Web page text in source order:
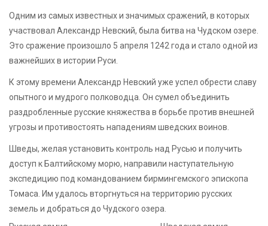
Одним из самых известных и значимых сражений, в которых
участвовал Александр Невский, была битва на Чудском озере.
Это сражение произошло 5 апреля 1242 года и стало одной из
важнейших в истории Руси.
К этому времени Александр Невский уже успел обрести славу
опытного и мудрого полководца. Он сумел объединить
раздробленные русские княжества в борьбе против внешней
угрозы и противостоять нападениям шведских воинов.
Шведы, желая установить контроль над Русью и получить
доступ к Балтийскому морю, направили наступательную
экспедицию под командованием бирмингемского эпископа
Томаса. Им удалось вторгнуться на территорию русских
земель и добраться до Чудского озера.